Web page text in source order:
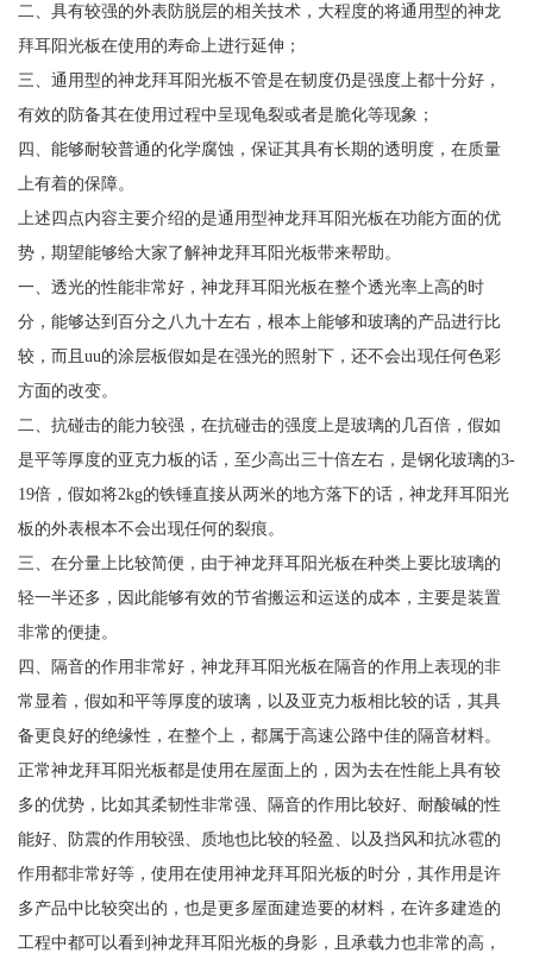
二、具有较强的外表防脱层的相关技术，大程度的将通用型的神龙
拜耳阳光板在使用的寿命上进行延伸；
三、通用型的神龙拜耳阳光板不管是在韧度仍是强度上都十分好，
有效的防备其在使用过程中呈现龟裂或者是脆化等现象；
四、能够耐较普通的化学腐蚀，保证其具有长期的透明度，在质量
上有着的保障。
上述四点内容主要介绍的是通用型神龙拜耳阳光板在功能方面的优
势，期望能够给大家了解神龙拜耳阳光板带来帮助。
一、透光的性能非常好，神龙拜耳阳光板在整个透光率上高的时
分，能够达到百分之八九十左右，根本上能够和玻璃的产品进行比
较，而且uu的涂层板假如是在强光的照射下，还不会出现任何色彩
方面的改变。
二、抗碰击的能力较强，在抗碰击的强度上是玻璃的几百倍，假如
是平等厚度的亚克力板的话，至少高出三十倍左右，是钢化玻璃的3-
19倍，假如将2kg的铁锤直接从两米的地方落下的话，神龙拜耳阳光
板的外表根本不会出现任何的裂痕。
三、在分量上比较简便，由于神龙拜耳阳光板在种类上要比玻璃的
轻一半还多，因此能够有效的节省搬运和运送的成本，主要是装置
非常的便捷。
四、隔音的作用非常好，神龙拜耳阳光板在隔音的作用上表现的非
常显着，假如和平等厚度的玻璃，以及亚克力板相比较的话，其具
备更良好的绝缘性，在整个上，都属于高速公路中佳的隔音材料。
正常神龙拜耳阳光板都是使用在屋面上的，因为去在性能上具有较
多的优势，比如其柔韧性非常强、隔音的作用比较好、耐酸碱的性
能好、防震的作用较强、质地也比较的轻盈、以及挡风和抗冰雹的
作用都非常好等，使用在使用神龙拜耳阳光板的时分，其作用是许
多产品中比较突出的，也是更多屋面建造要的材料，在许多建造的
工程中都可以看到神龙拜耳阳光板的身影，且承载力也非常的高，